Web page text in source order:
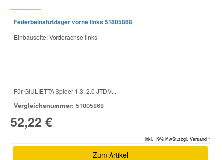
Federbeinstützlager vorne links 51805868
Einbauseite: Vorderachse links
Für GIULIETTA Spider 1.3, 2.0 JTDM...
Vergleichsnummer: 51805868
52,22 €
inkl. 19% MwSt.zzgl. Versand *
Zum Artikel